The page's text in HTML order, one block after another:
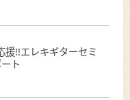
援!!エレキギターセミ
ト